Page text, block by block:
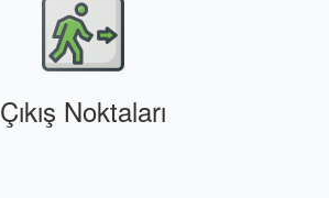
Çıkış Noktaları